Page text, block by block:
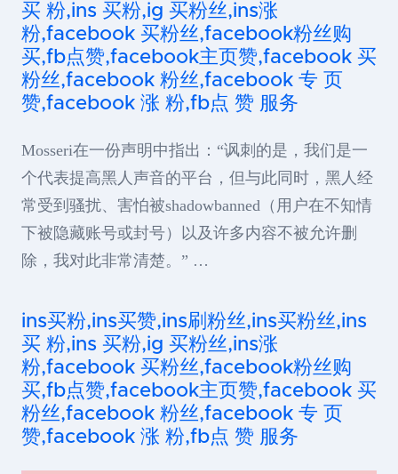
买 粉,ins 买粉,ig 买粉丝,ins涨
粉,facebook 买粉丝,facebook粉丝购
买,fb点赞,facebook主页赞,facebook 买
粉丝,facebook 粉丝,facebook 专 页
赞,facebook 涨 粉,fb点 赞 服务
Mosseri在一份声明中指出：“讽刺的是，我们是一
个代表提高黑人声音的平台，但与此同时，黑人经
常受到骚扰、害怕被shadowbanned（用户在不知情
下被隐藏账号或封号）以及许多内容不被允许删
除，我对此非常清楚。” …
ins买粉,ins买赞,ins刷粉丝,ins买粉丝,ins
买 粉,ins 买粉,ig 买粉丝,ins涨
粉,facebook 买粉丝,facebook粉丝购
买,fb点赞,facebook主页赞,facebook 买
粉丝,facebook 粉丝,facebook 专 页
赞,facebook 涨 粉,fb点 赞 服务